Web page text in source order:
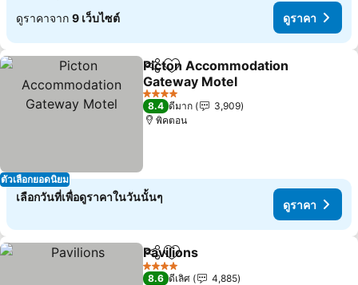
ดูราคาจาก 9 เว็บไซต์ ดูราคา
ตัวเลือกยอดนิยม
แชร์ เพิ่มในรายการโปรด
Picton Accommodation
Gateway Motel
ดูราคา
4 ดาว
8.4 ดีมาก
3,909
พิคตอน
เลือกวันที่เพื่อดูราคาในวันนั้นๆ
ดูราคา
แชร์ เพิ่มในรายการโปรด
Pavilions
4 ดาว
8.6 ดีเลิศ
4,885